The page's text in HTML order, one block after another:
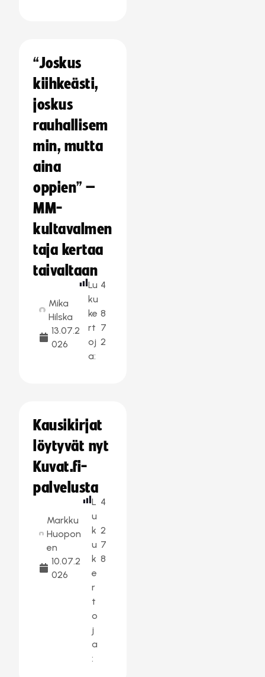
“Joskus
kiihkeästi,
joskus
rauhallisem
min, mutta
aina
oppien” –
MM-
kultavalmen
taja kertaa
taivaltaan
Mika
Hilska
13.07.2
026
Lu
ku
ke
rt
oj
a:
4
8
7
2
Kausikirjat
löytyvät nyt
Kuvat.fi-
palvelusta
Markku
Huopon
en
10.07.2
026
L
u
k
u
k
e
r
t
o
j
a
:
4
2
7
8